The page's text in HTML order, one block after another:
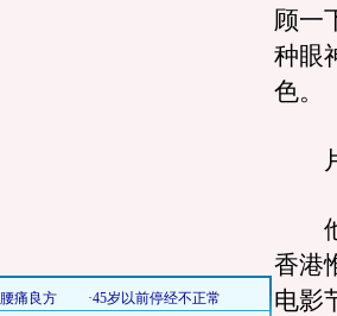
顾一
种眼
色。
片
他
香港
电影